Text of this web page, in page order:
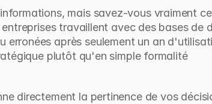
mais savez-vous vraiment
travaillent avec des bases de
après seulement un an
plutôt qu'en simple formalité
directement la pertinence de vos